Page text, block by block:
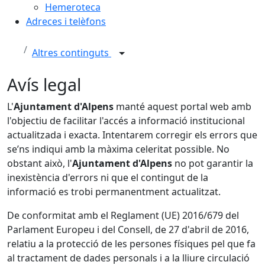
Hemeroteca
Adreces i telèfons
Altres continguts
Avís legal
L'Ajuntament d'Alpens manté aquest portal web amb
l'objectiu de facilitar l'accés a informació institucional
actualitzada i exacta. Intentarem corregir els errors que
se’ns indiqui amb la màxima celeritat possible. No
obstant això, l'Ajuntament d'Alpens no pot garantir la
inexistència d'errors ni que el contingut de la
informació es trobi permanentment actualitzat.
De conformitat amb el Reglament (UE) 2016/679 del
Parlament Europeu i del Consell, de 27 d'abril de 2016,
relatiu a la protecció de les persones físiques pel que fa
al tractament de dades personals i a la lliure circulació